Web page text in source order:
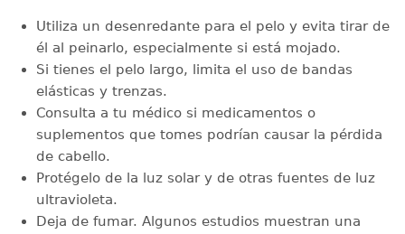
Utiliza un desenredante para el pelo y evita tirar de
él al peinarlo, especialmente si está mojado.
Si tienes el pelo largo, limita el uso de bandas
elásticas y trenzas.
Consulta a tu médico si medicamentos o
suplementos que tomes podrían causar la pérdida
de cabello.
Protégelo de la luz solar y de otras fuentes de luz
ultravioleta.
Deja de fumar. Algunos estudios muestran una